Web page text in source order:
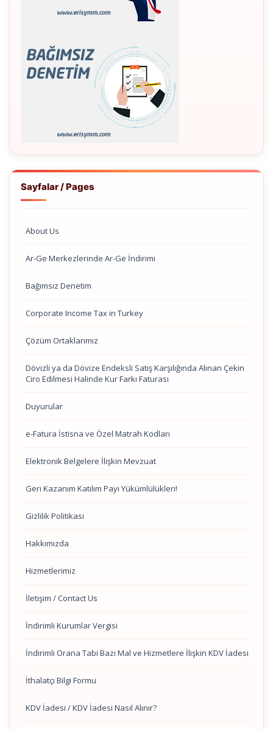
Sayfalar / Pages
About Us
Ar-Ge Merkezlerinde Ar-Ge İndirimi
Bağımsız Denetim
Corporate Income Tax in Turkey
Çözüm Ortaklarımız
Dövizli ya da Dövize Endeksli Satış Karşılığında Alınan Çekin
Ciro Edilmesi Halinde Kur Farkı Faturası
Duyurular
e-Fatura İstisna ve Özel Matrah Kodları
Elektronik Belgelere İlişkin Mevzuat
Geri Kazanım Katılım Payı Yükümlülükleri!
Gizlilik Politikası
Hakkımızda
Hizmetlerimiz
İletişim / Contact Us
İndirimli Kurumlar Vergisi
İndirimli Orana Tabi Bazı Mal ve Hizmetlere İlişkin KDV İadesi
İthalatçı Bilgi Formu
KDV İadesi / KDV İadesi Nasıl Alınır?